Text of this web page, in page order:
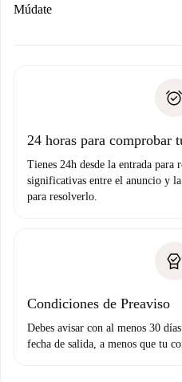
Si es rechazada: No te
Prueba de solvencia
Múdate
no nos comunicas ningún
24 horas para comprobar
Tienes 24h desde la entrada para
significativas entre el anuncio y
para resolverlo.
Condiciones de Preaviso
Debes avisar con al menos 30
fecha de salida, a menos que tu